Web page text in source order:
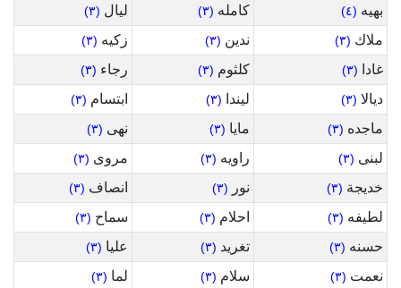
بهيه (٤) كامله (٣) ليال (٣)
ملاك (٣) ندين (٣) زكيه (٣)
غادا (٣) كلثوم (٣) رجاء (٣)
ديالا (٣) ليندا (٣) ابتسام (٣)
ماجده (٣) مايا (٣) نهى (٣)
لبنى (٣) راويه (٣) مروى (٣)
خديجة (٣) نور (٣) انصاف (٣)
لطيفه (٣) احلام (٣) سماح (٣)
حسنه (٣) تغريد (٣) عليا (٣)
نعمت (٣) سلام (٣) لما (٣)